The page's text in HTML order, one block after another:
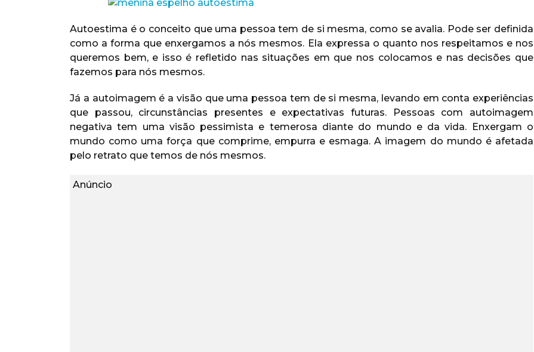
Autoestima é o conceito que uma pessoa tem de si mesma, como se avalia. Pode ser definida
como a forma que enxergamos a nós mesmos. Ela expressa o quanto nos respeitamos e nos
queremos bem, e isso é refletido nas situações em que nos colocamos e nas decisões que
fazemos para nós mesmos.
Já a autoimagem é a visão que uma pessoa tem de si mesma, levando em conta experiências
que passou, circunstâncias presentes e expectativas futuras. Pessoas com autoimagem
negativa tem uma visão pessimista e temerosa diante do mundo e da vida. Enxergam o
mundo como uma força que comprime, empurra e esmaga. A imagem do mundo é afetada
pelo retrato que temos de nós mesmos.
Anúncio